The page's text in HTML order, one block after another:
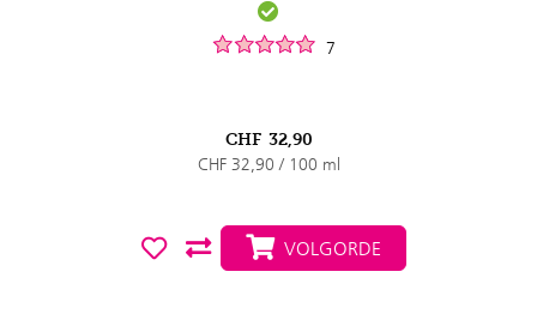
7
CHF 32,90
CHF 32,90 / 100 ml
VOLGORDE